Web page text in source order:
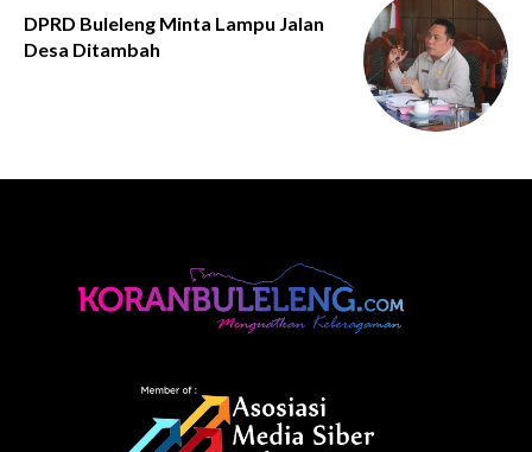
DPRD Buleleng Minta Lampu Jalan
Desa Ditambah